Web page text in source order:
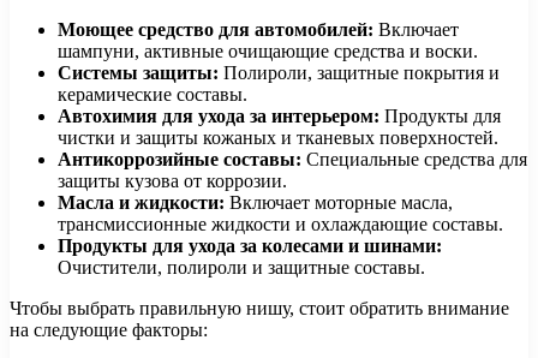
Моющее средство для автомобилей: Включает
шампуни, активные очищающие средства и воски.
Системы защиты: Полироли, защитные покрытия и
керамические составы.
Автохимия для ухода за интерьером: Продукты для
чистки и защиты кожаных и тканевых поверхностей.
Антикоррозийные составы: Специальные средства для
защиты кузова от коррозии.
Масла и жидкости: Включает моторные масла,
трансмиссионные жидкости и охлаждающие составы.
Продукты для ухода за колесами и шинами:
Очистители, полироли и защитные составы.
Чтобы выбрать правильную нишу, стоит обратить внимание
на следующие факторы: